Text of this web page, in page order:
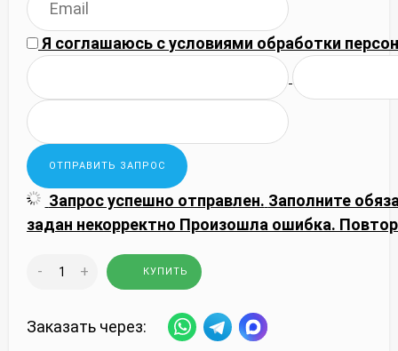
Я соглашаюсь сусловиями обработки
Запрос успешно отправлен. Заполните
задан некорректно Произошла ошибка.
- + КУПИТЬ
Заказать через: